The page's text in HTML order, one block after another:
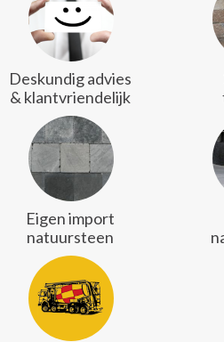
Deskundig advies
& klantvriendelijk
Eigen import
natuursteen